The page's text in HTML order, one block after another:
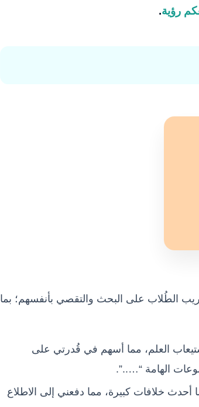
رؤية.
الطُلاب على البحث والتقصي بأنفسهم؛ بما
العلم، مما أسهم في قُدرتي على
الهامة “…..”.
خلافات كبيرة، مما دفعني إلى الاطلاع